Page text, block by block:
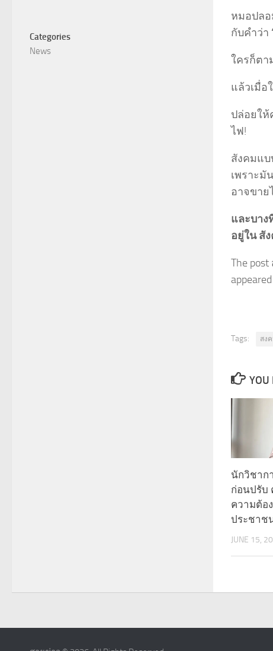
หมอปล
กับคำว่า
ใครก็ตา
แล้วเมื่อ
ปล่อยให้
ไฟ!
สังคมแ
เพราะมั
อาจขาย
และบาง
อยู่ใน สั
The
Tags: สง
YOU
นักวิชาก
ก่อนปรับ
ความต้อ
ประชาช
JUNE 15,
Categories
News